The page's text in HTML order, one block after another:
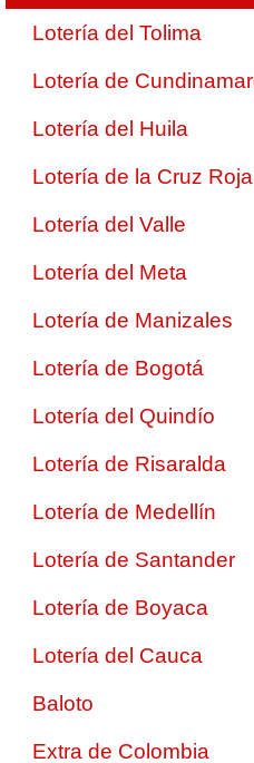
Lotería del Tolima
Lotería de
Lotería del Huila
Lotería de la Cruz Roja
Lotería del Valle
Lotería del Meta
Lotería de Manizales
Lotería de Bogotá
Lotería del Quindío
Lotería de Risaralda
Lotería de Medellín
Lotería de Santander
Lotería de Boyaca
Lotería del Cauca
Baloto
Extra de Colombia